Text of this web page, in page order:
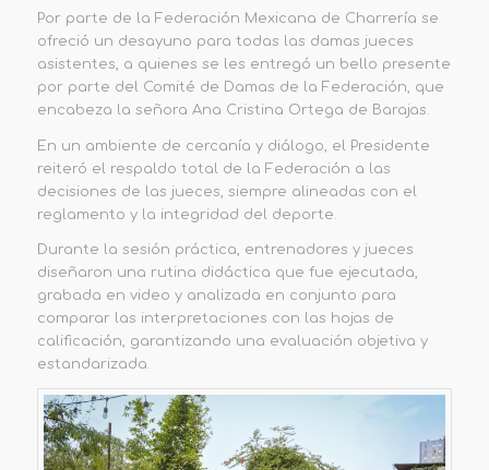
Por parte de la Federación Mexicana de Charrería se
ofreció un desayuno para todas las damas jueces
asistentes, a quienes se les entregó un bello presente
por parte del Comité de Damas de la Federación, que
encabeza la señora Ana Cristina Ortega de Barajas.
En un ambiente de cercanía y diálogo, el Presidente
reiteró el respaldo total de la Federación a las
decisiones de las jueces, siempre alineadas con el
reglamento y la integridad del deporte.
Durante la sesión práctica, entrenadores y jueces
diseñaron una rutina didáctica que fue ejecutada,
grabada en video y analizada en conjunto para
comparar las interpretaciones con las hojas de
calificación, garantizando una evaluación objetiva y
estandarizada.